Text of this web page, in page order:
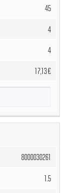
45
4
4
17,13 €
8000030261
1.5